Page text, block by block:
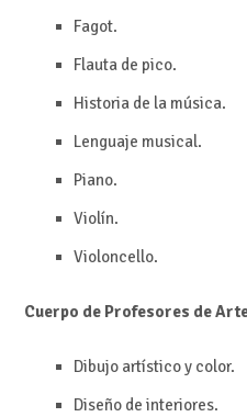
Fagot.
Flauta de pico.
Historia de la música.
Lenguaje musical.
Piano.
Violín.
Violoncello.
Cuerpo de Profesores de
Dibujo artístico y color.
Diseño de interiores.